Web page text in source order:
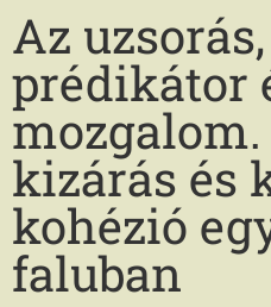
Az
prédikátor
kizárás és
kohézió
faluban